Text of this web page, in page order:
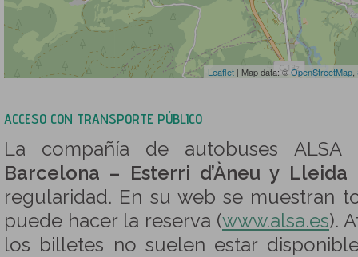
Leaflet | Map data: ©OpenStreetMap
ACCESO CON TRANSPORTE PÚBLICO
La compañía de autobuses
Barcelona – Esterri d’Àneu y Lleida
regularidad. En su web se muestran
puede hacer la reserva (www.alsa.es).
los billetes no suelen estar